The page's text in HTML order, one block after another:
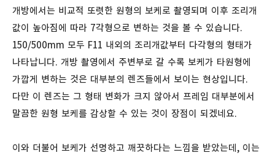
개방에서는 비교적 또렷한 원형의 보케로 촬영되며 이후 조리개
값이 높아짐에 따라 7각형으로 변하는 것을 볼 수 있습니다.
150/500mm 모두 F11 내외의 조리개값부터 다각형의 형태가
나타납니다. 개방 촬영에서 주변부로 갈 수록 보케가 타원형에
가깝게 변하는 것은 대부분의 렌즈들에서 보이는 현상입니다.
다만 이 렌즈는 그 형태 변화가 크지 않아서 프레임 대부분에서
말끔한 원형 보케를 감상할 수 있는 것이 장점이 되겠네요.
이와 더불어 보케가 선명하고 깨끗하다는 느낌을 받았는데, 이는